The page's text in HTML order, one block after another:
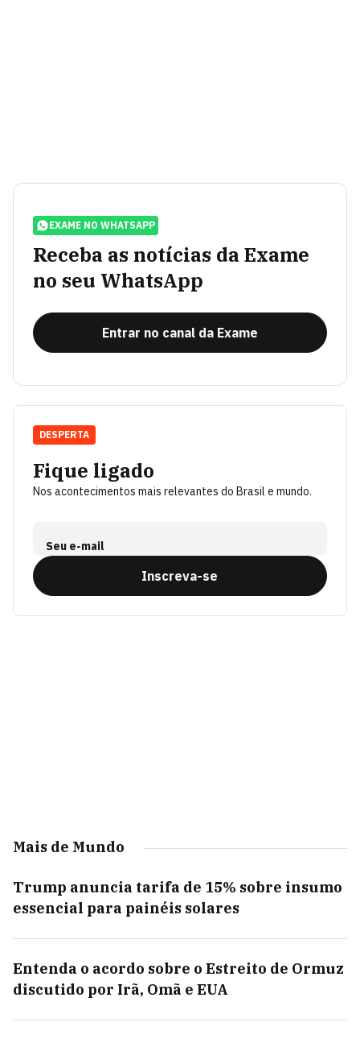
EXAME NO WHATSAPP
Receba as notícias da Exame
no seu WhatsApp
Entrar no canal da Exame
Fique ligado
Nos acontecimentos mais relevantes do Brasil e mundo.
Seu e-mail
Inscreva-se
DESPERTA
Mais de Mundo
Trump anuncia tarifa de 15% sobre insumo
essencial para painéis solares
Entenda o acordo sobre o Estreito de Ormuz
discutido por Irã, Omã e EUA